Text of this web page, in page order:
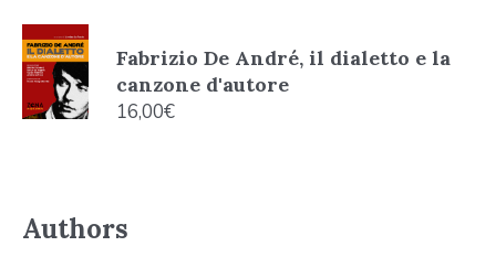
Fabrizio De André, il dialetto e la
canzone d'autore
16,00€
Authors